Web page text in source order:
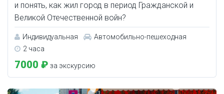
и понять, как жил город в период Гражданской и
Великой Отечественной войн?
Индивидуальная
Автомобильно-пешеходная
2 часа
7000 ₽ за экскурсию